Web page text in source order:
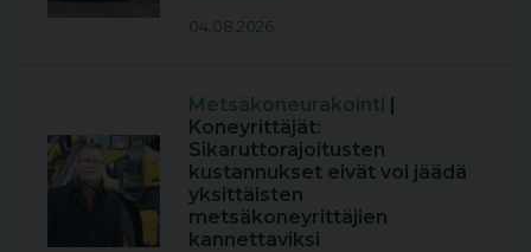
04.08.2026
Metsäkoneurakointi |
Koneyrittäjät:
Sikaruttorajoitusten
kustannukset eivät voi jäädä
yksittäisten
metsäkoneyrittäjien
kannettaviksi